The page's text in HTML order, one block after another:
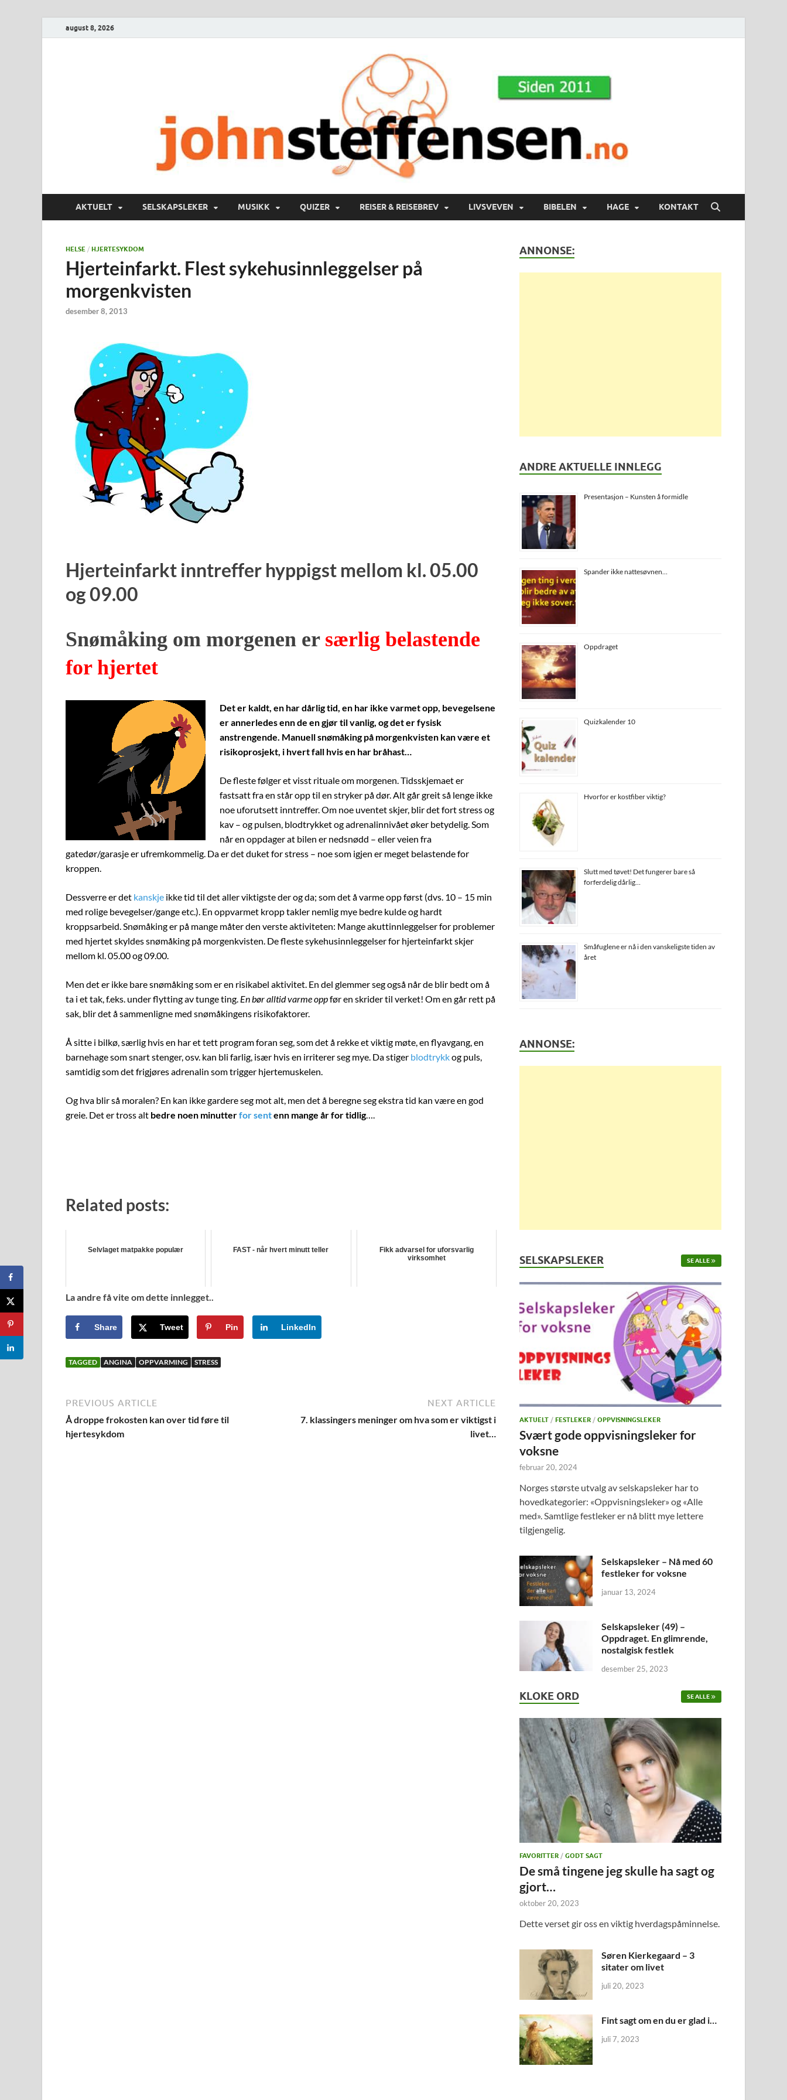
august 8, 2026
AKTUELT SELSKAPSLEKER MUSIKK QUIZER REISER & REISEBREV LIVSVEVEN BIBELEN HAGE KONTAKT
HELSE / HJERTESYKDOM
Hjerteinfarkt. Flest sykehusinnleggelser på
morgenkvisten
desember 8, 2013
Hjerteinfarkt inntreffer hyppigst mellom kl. 05.00
og 09.00
Snømåking om morgenen er særlig belastende
for hjertet
Det er kaldt, en har dårlig tid, en har ikke varmet opp, bevegelsene
er annerledes enn de en gjør til vanlig, og det er fysisk
anstrengende. Manuell snømåking på morgenkvisten kan være et
risikoprosjekt, i hvert fall hvis en har bråhast…
De fleste følger et visst rituale om morgenen. Tidsskjemaet er
fastsatt fra en står opp til en stryker på dør. Alt går greit så lenge ikke
noe uforutsett inntreffer. Om noe uventet skjer, blir det fort stress og
kav – og pulsen, blodtrykket og adrenalinnivået øker betydelig. Som
når en oppdager at bilen er nedsnødd – eller veien fra
gatedør/garasje er ufremkommelig. Da er det duket for stress – noe som igjen er meget belastende for
kroppen.
Dessverre er det kanskje ikke tid til det aller viktigste der og da; som det å varme opp først (dvs. 10 – 15 min
med rolige bevegelser/gange etc.). En oppvarmet kropp takler nemlig mye bedre kulde og hardt
kroppsarbeid. Snømåking er på mange måter den verste aktiviteten: Mange akuttinnleggelser for problemer
med hjertet skyldes snømåking på morgenkvisten. De fleste sykehusinnleggelser for hjerteinfarkt skjer
mellom kl. 05.00 og 09.00.
Men det er ikke bare snømåking som er en risikabel aktivitet. En del glemmer seg også når de blir bedt om å
ta i et tak, f.eks. under flytting av tunge ting. En bør alltid varme oppfør en skrider til verket! Om en går rett på
sak, blir det å sammenligne med snømåkingens risikofaktorer.
Å sitte i bilkø, særlig hvis en har et tett program foran seg, som det å rekke et viktig møte, en flyavgang, en
barnehage som snart stenger, osv. kan bli farlig, især hvis en irriterer seg mye. Da stiger blodtrykkog puls,
samtidig som det frigjøres adrenalin som trigger hjertemuskelen.
Og hva blir så moralen? En kan ikke gardere seg mot alt, men det å beregne seg ekstra tid kan være en god
greie. Det er tross alt bedre noen minutterfor sentenn mange år for tidlig….
Related posts:
Selvlaget matpakke populær FAST - når hvert minutt teller
Fikk advarsel for uforsvarlig
virksomhet
La andre få vite om dette innlegget..
Share Tweet Pin LinkedIn
TAGGED ANGINA OPPVARMING STRESS
PREVIOUS ARTICLE
Å droppe frokosten kan over tid føre til
hjertesykdom
NEXT ARTICLE
7. klassingers meninger om hva som er viktigst i
livet…
ANNONSE:
ANDRE AKTUELLE INNLEGG
Presentasjon – Kunsten å formidle
Spander ikke nattesøvnen…
Oppdraget
Quizkalender 10
Hvorfor er kostfiber viktig?
Slutt med tøvet! Det fungerer bare så
forferdelig dårlig…
Småfuglene er nå i den vanskeligste tiden av
året
ANNONSE:
SELSKAPSLEKER SE ALLE
AKTUELT /FESTLEKER /OPPVISNINGSLEKER
Svært gode oppvisningsleker for
voksne
februar 20, 2024
Norges største utvalg av selskapsleker har to
hovedkategorier: «Oppvisningsleker» og «Alle
med». Samtlige festleker er nå blitt mye lettere
tilgjengelig.
Selskapsleker – Nå med 60
festleker for voksne
januar 13, 2024
Selskapsleker (49) –
Oppdraget. En glimrende,
nostalgisk festlek
desember 25, 2023
KLOKE ORD SE ALLE
FAVORITTER /GODT SAGT
De små tingene jeg skulle ha sagt og
gjort…
oktober 20, 2023
Dette verset gir oss en viktig hverdagspåminnelse.
Søren Kierkegaard – 3
sitater om livet
juli 20, 2023
Fint sagt om en du er glad i…
juli 7, 2023